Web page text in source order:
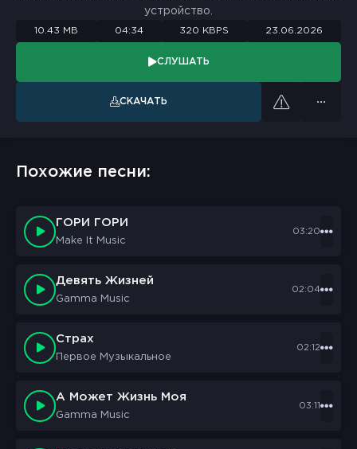
устройство.
10.43 MB 04:34 320 KBPS 23.06.2026
СЛУШАТЬ
СКАЧАТЬ
Похожие песни:
ГОРИ ГОРИ
Make It Music
03:20
Девять Жизней
Gamma Music
02:04
Страх
Первое Музыкальное
02:12
А Может Жизнь Моя
Gamma Music
03:11